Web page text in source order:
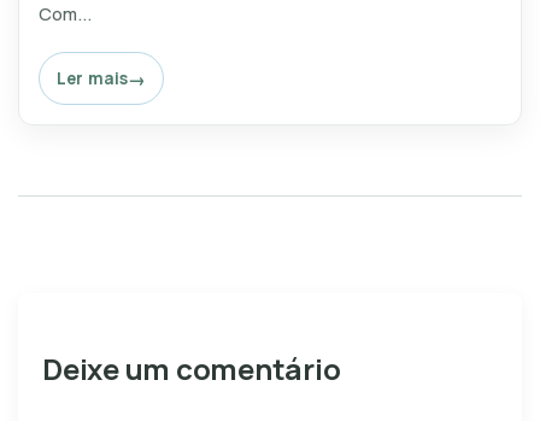
Com...
Ler mais
Deixe um comentário